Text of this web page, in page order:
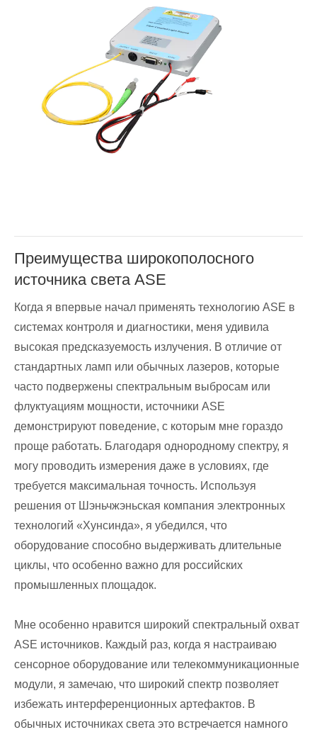
Преимущества широкополосного
источника света ASE
Когда я впервые начал применять технологию ASE в
системах контроля и диагностики, меня удивила
высокая предсказуемость излучения. В отличие от
стандартных ламп или обычных лазеров, которые
часто подвержены спектральным выбросам или
флуктуациям мощности, источники ASE
демонстрируют поведение, с которым мне гораздо
проще работать. Благодаря однородному спектру, я
могу проводить измерения даже в условиях, где
требуется максимальная точность. Используя
решения от Шэньчжэньская компания электронных
технологий «Хунсинда», я убедился, что
оборудование способно выдерживать длительные
циклы, что особенно важно для российских
промышленных площадок.
Мне особенно нравится широкий спектральный охват
ASE источников. Каждый раз, когда я настраиваю
сенсорное оборудование или телекоммуникационные
модули, я замечаю, что широкий спектр позволяет
избежать интерференционных артефактов. В
обычных источниках света это встречается намного